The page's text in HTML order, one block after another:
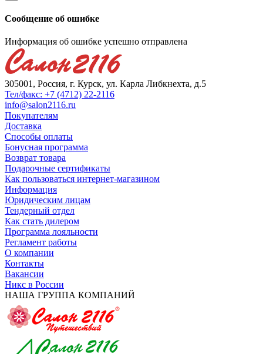
Сообщение об ошибке
Информация об ошибке успешно отправлена
305001, Россия, г. Курск, ул. Карла Либкнехта, д.5
Тел/факс: +7 (4712) 22-2116
info@salon2116.ru
Покупателям
Доставка
Способы оплаты
Бонусная программа
Возврат товара
Подарочные сертификаты
Как пользоваться интернет-магазином
Информация
Юридическим лицам
Тендерный отдел
Как стать дилером
Программа лояльности
Регламент работы
О компании
Контакты
Вакансии
Никс в России
НАША ГРУППА КОМПАНИЙ